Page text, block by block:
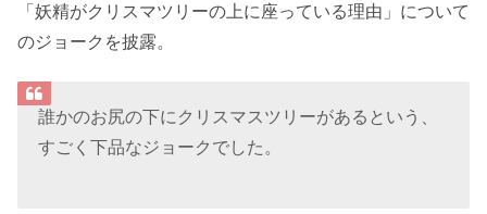
「妖精がクリスマツリーの上に座っている理由」について
のジョークを披露。
誰かのお尻の下にクリスマスツリーがあるという、
すごく下品なジョークでした。